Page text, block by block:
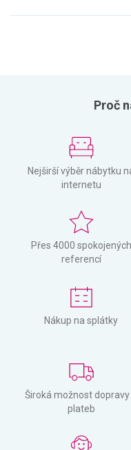
Proč
Nejširší výběr nábytku
internetu
Přes 4000 spokojených
referencí
Nákup na splátky
Široká možnost dopravy
plateb